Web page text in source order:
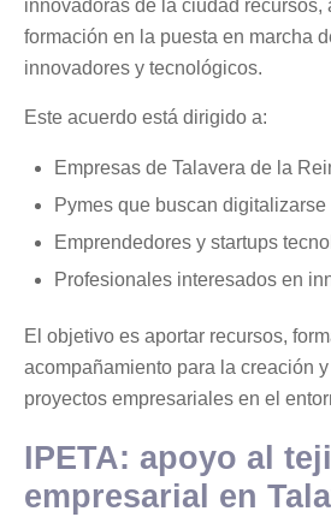
innovadoras de la ciudad recursos,
formación en la puesta en marcha
innovadores y tecnológicos.
Este acuerdo está dirigido a:
Empresas de Talavera de la
Pymes que buscan digitalizarse
Emprendedores y startups
Profesionales interesados en
El objetivo es aportar recursos,
acompañamiento para la creación
proyectos empresariales en el
IPETA: apoyo al
empresarial en